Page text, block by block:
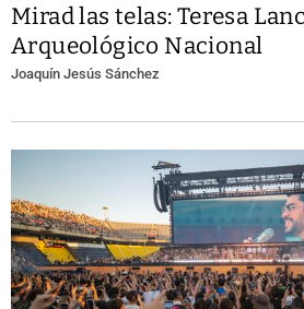
Mirad las telas: Teresa
Arqueológico Nacional
Joaquín Jesús Sánchez